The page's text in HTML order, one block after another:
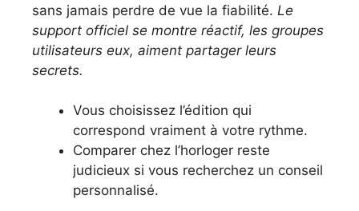
sans jamais perdre de vue la fiabilité. Le
support officiel se montre réactif, les groupes
utilisateurs eux, aiment partager leurs
secrets.
Vous choisissez l’édition qui
correspond vraiment à votre rythme.
Comparer chez l’horloger reste
judicieux si vous recherchez un conseil
personnalisé.